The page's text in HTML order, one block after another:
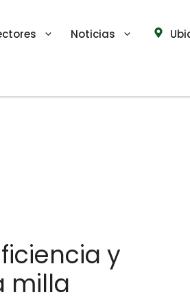
Noticias
y
milla